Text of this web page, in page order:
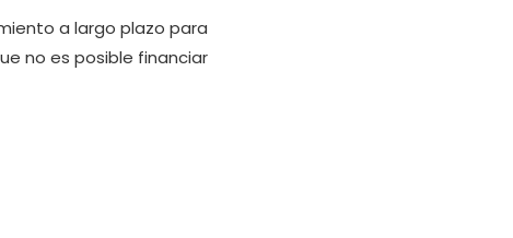
a largo plazo para
no es posible financiar